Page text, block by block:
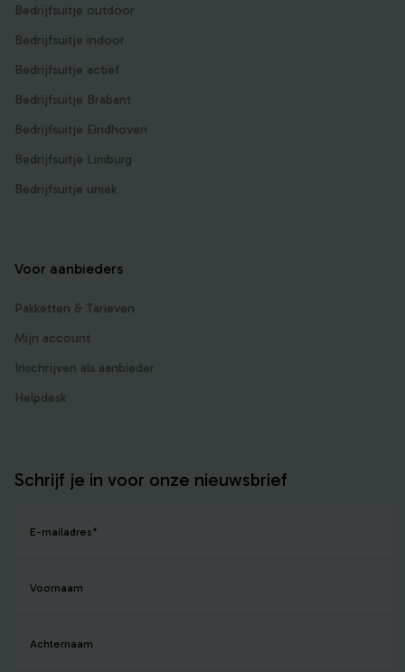
Bedrijfsuitje outdoor
Bedrijfsuitje indoor
Bedrijfsuitje actief
Bedrijfsuitje Brabant
Bedrijfsuitje Eindhoven
Bedrijfsuitje Limburg
Bedrijfsuitje uniek
Voor aanbieders
Pakketten & Tarieven
Mijn account
Inschrijven als aanbieder
Helpdesk
Schrijf je in voor onze nieuwsbrief
E-mailadres*
Voornaam
Achternaam